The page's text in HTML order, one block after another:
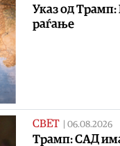
Указ од
раѓање
СВЕТ 06.08.2026
Трамп: САД